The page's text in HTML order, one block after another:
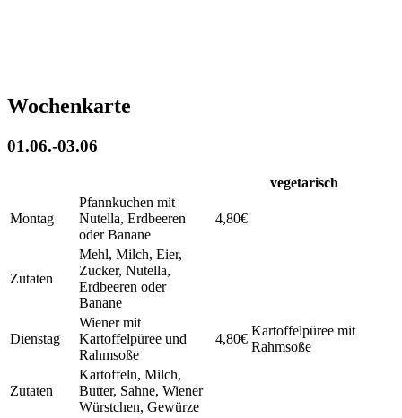
Wochenkarte
01.06.-03.06
vegetarisch
Montag
Pfannkuchen mit
Nutella, Erdbeeren
oder Banane
4,80€
Zutaten
Mehl, Milch, Eier,
Zucker, Nutella,
Erdbeeren oder
Banane
Dienstag
Wiener mit
Kartoffelpüree und
Rahmsoße
4,80€
Kartoffelpüree mit
Rahmsoße
Zutaten
Kartoffeln, Milch,
Butter, Sahne, Wiener
Würstchen, Gewürze